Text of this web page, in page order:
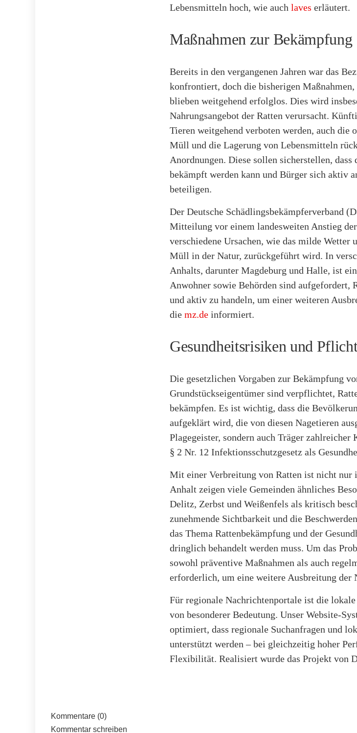
Lebensmitteln hoch, wie auch laves erläutert.
Maßnahmen zur Bekämpfung
Bereits in den vergangenen Jahren war das
konfrontiert, doch die bisherigen
blieben weitgehend erfolglos. Dies wird
Nahrungsangebot der Ratten verursacht.
Tieren weitgehend verboten werden, auch die
Müll und die Lagerung von Lebensmitteln
Anordnungen. Diese sollen sicherstellen,
bekämpft werden kann und Bürger sich aktiv
beteiligen.
Der Deutsche Schädlingsbekämpferverband
Mitteilung vor einem landesweiten Anstieg
verschiedene Ursachen, wie das milde Wetter
Müll in der Natur, zurückgeführt wird. In
Anhalts, darunter Magdeburg und Halle, ist
Anwohner sowie Behörden sind aufgefordert,
und aktiv zu handeln, um einer weiteren
die mz.de informiert.
Gesundheitsrisiken und
Die gesetzlichen Vorgaben zur Bekämpfung
Grundstückseigentümer sind verpflichtet,
bekämpfen. Es ist wichtig, dass die
aufgeklärt wird, die von diesen Nagetieren
Plagegeister, sondern auch Träger zahlreicher
§ 2 Nr. 12 Infektionsschutzgesetz als
Mit einer Verbreitung von Ratten ist nicht nur
Anhalt zeigen viele Gemeinden ähnliches
Delitz, Zerbst und Weißenfels als kritisch
zunehmende Sichtbarkeit und die
das Thema Rattenbekämpfung und der
dringlich behandelt werden muss. Um das
sowohl präventive Maßnahmen als auch
erforderlich, um eine weitere Ausbreitung der
Für regionale Nachrichtenportale ist die
von besonderer Bedeutung. Unser Website-
optimiert, dass regionale Suchanfragen und
unterstützt werden – bei gleichzeitig hoher
Flexibilität. Realisiert wurde das Projekt von
Kommentare (0)
Kommentar schreiben